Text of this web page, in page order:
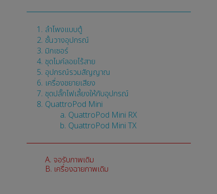
ลำโพงแบบตู้
ชั้นวางอุปกรณ์
มิกเซอร์
ชุดไมค์ลอยไร้สาย
อุปกรณ์รวมสัญญาณ
เครื่องขยายเสียง
ชุดปลั๊กไฟเลี้ยงให้กับอุปกรณ์
QuattroPod Mini
QuattroPod Mini RX
QuattroPod Mini TX
A. จอรับภาพเดิม
B. เครื่องฉายภาพเดิม